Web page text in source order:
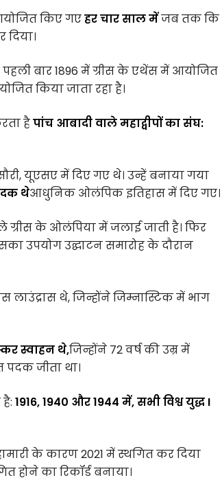
किए गएहर चार साल मेंजब तक कि
बार 1896 में ग्रीस के एथेंस में आयोजित
किया जाता रहा है।
हैपांच आबादी वाले महाद्वीपों का संघ:
यूएसए में दिए गए थे। उन्हें बनाया गया
थेआधुनिक ओलंपिक इतिहास में दिए गए।
के ओलंपिया में जलाई जाती है। फिर
उपयोग उद्घाटन समारोह के दौरान
थे, जिन्होंने जिम्नास्टिक में भाग
स्वाहन थे,जिन्होंने 72 वर्ष की उम्र में
जीता था।
1916, 1940 और 1944 में, सभी विश्व युद्ध I
के कारण 2021 में स्थगित कर दिया
का रिकॉर्ड बनाया।